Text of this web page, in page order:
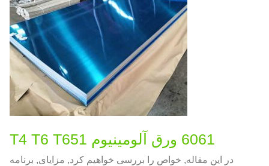
6061 ورق آلومینیوم T4 T6 T651
در این مقاله, خواص را بررسی خواهیم کرد, مزایای, برنامه